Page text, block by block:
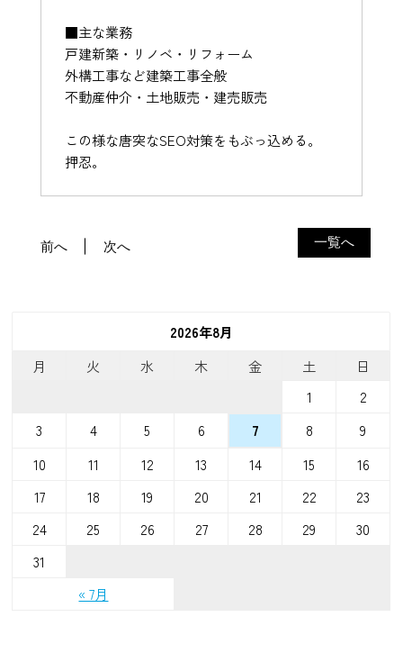
■主な業務
戸建新築・リノベ・リフォーム
外構工事など建築工事全般
不動産仲介・土地販売・建売販売
この様な唐突なSEO対策をもぶっ込める。
押忍。
一覧へ
前へ 次へ
2026年8月
月
火 水 木 金 土 日
« 7月
1
2
3
4 5 6 7 8
9
10
11 12 13 14 15
16
17
18 19 20 21 22
23
24
25 26 27 28 29
30
31